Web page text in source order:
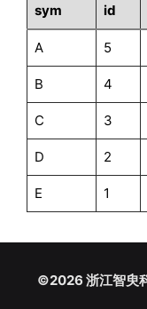
sym id
A 5
B 4
C 3
D 2
E 1
©2026 浙江智臾